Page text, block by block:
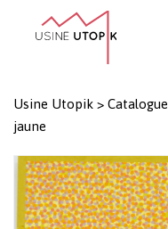
Panier
Usine Utopik > Catalogue
jaune